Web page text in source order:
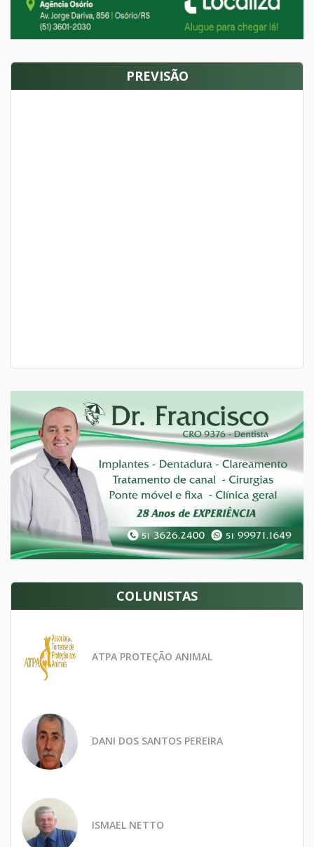
PREVISÃO
COLUNISTAS
ATPA PROTEÇÃO ANIMAL
DANI DOS SANTOS PEREIRA
ISMAEL NETTO